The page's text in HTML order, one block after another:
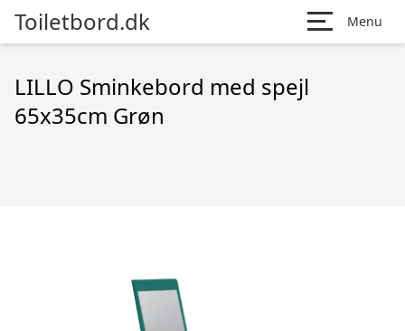
Toiletbord.dk Menu
LILLO Sminkebord med spejl
65x35cm Grøn